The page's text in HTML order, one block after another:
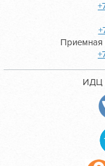
Приемная
ИДЦ